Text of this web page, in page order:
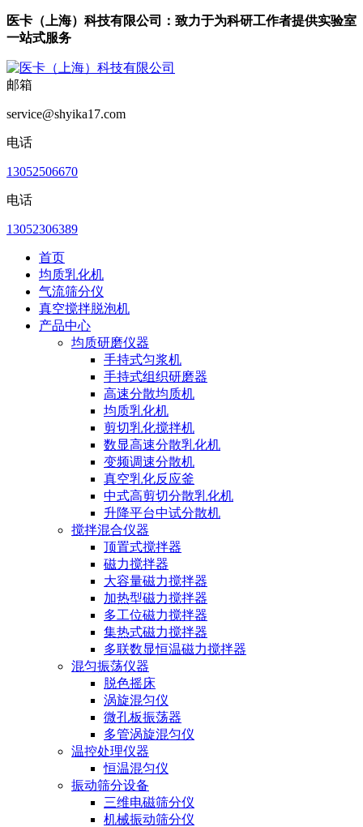
医卡（上海）科技有限公司：致力于为科研工作者提供实验室
一站式服务
邮箱
service@shyika17.com
电话
13052506670
电话
13052306389
首页
均质乳化机
气流筛分仪
真空搅拌脱泡机
产品中心
均质研磨仪器
手持式匀浆机
手持式组织研磨器
高速分散均质机
均质乳化机
剪切乳化搅拌机
数显高速分散乳化机
变频调速分散机
真空乳化反应釜
中式高剪切分散乳化机
升降平台中试分散机
搅拌混合仪器
顶置式搅拌器
磁力搅拌器
大容量磁力搅拌器
加热型磁力搅拌器
多工位磁力搅拌器
集热式磁力搅拌器
多联数显恒温磁力搅拌器
混匀振荡仪器
脱色摇床
涡旋混匀仪
微孔板振荡器
多管涡旋混匀仪
温控处理仪器
恒温混匀仪
振动筛分设备
三维电磁筛分仪
机械振动筛分仪